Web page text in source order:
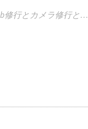
修行とカメラ修行と…